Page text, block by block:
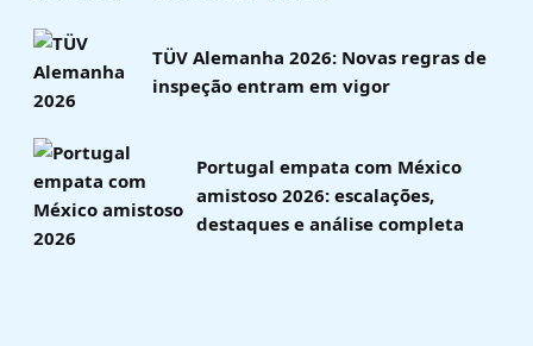
TÜV Alemanha 2026: Novas regras de
inspeção entram em vigor
Portugal empata com México
amistoso 2026: escalações,
destaques e análise completa